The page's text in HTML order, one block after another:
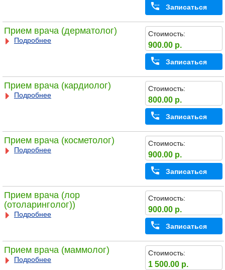
Записаться
Прием врача (дерматолог)
Подробнее
Стоимость:
900.00 р.
Записаться
Прием врача (кардиолог)
Подробнее
Стоимость:
800.00 р.
Записаться
Прием врача (косметолог)
Подробнее
Стоимость:
900.00 р.
Записаться
Прием врача (лор
(отоларинголог))
Подробнее
Стоимость:
900.00 р.
Записаться
Прием врача (маммолог)
Подробнее
Стоимость:
1 500.00 р.